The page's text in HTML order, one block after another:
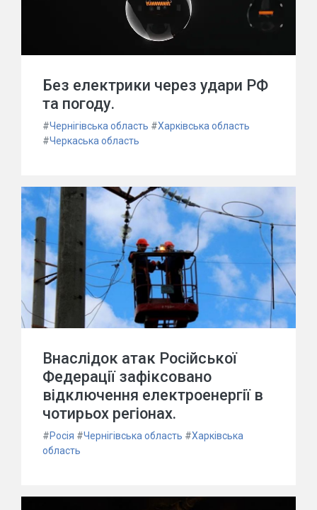
Без електрики через удари РФ
та погоду.
#Чернігівська область #Харківська область
#Черкаська область
Внаслідок атак Російської
Федерації зафіксовано
відключення електроенергії в
чотирьох регіонах.
#Росія #Чернігівська область #Харківська
область